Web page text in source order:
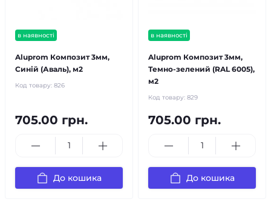
в наявності
Aluprom Композит 3мм,
Синій (Аваль), м2
Код товару: 826
705.00 грн.
До кошика
в наявності
Aluprom Композит 3мм,
Темно-зелений (RAL 6005),
м2
Код товару: 829
705.00 грн.
До кошика